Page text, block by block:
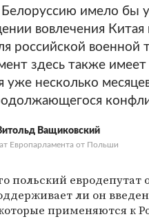
Белоруссию имело бы
вовлечения Китая
российской военной
здесь также
уже несколько месяцев
Ващиковский
Европарламента от Польши
польский евродепутат
ли он
применяются к